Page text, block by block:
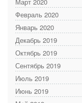
Февраль 2020
Январь 2020
Декабрь 2019
Октябрь 2019
Сентябрь 2019
Июль 2019
Июнь 2019